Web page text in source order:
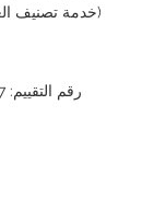
(خدمة تصنيف
رقم التقييم: 774055.69/57210927